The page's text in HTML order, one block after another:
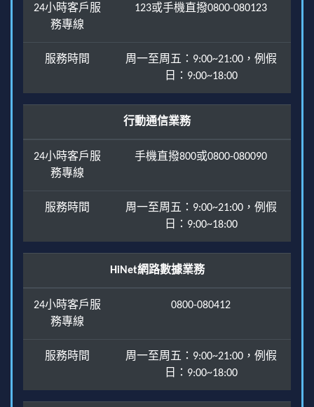
24小時客戶服
務專線
123或手機直撥0800-080123
服務時間
周一至周五：9:00~21:00，例假
日：9:00~18:00
行動通信業務
24小時客戶服
務專線
手機直撥800或0800-080090
服務時間
周一至周五：9:00~21:00，例假
日：9:00~18:00
HiNet網路數據業務
24小時客戶服
務專線
0800-080412
服務時間
周一至周五：9:00~21:00，例假
日：9:00~18:00